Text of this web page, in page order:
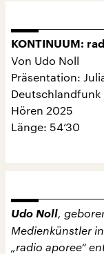
KONTINUUM:
Von Udo Noll
Präsentation:
Deutschlandfunk
Hören 2025
Länge: 54‘30
Udo Noll,
Medienkünstler
„radio aporee“